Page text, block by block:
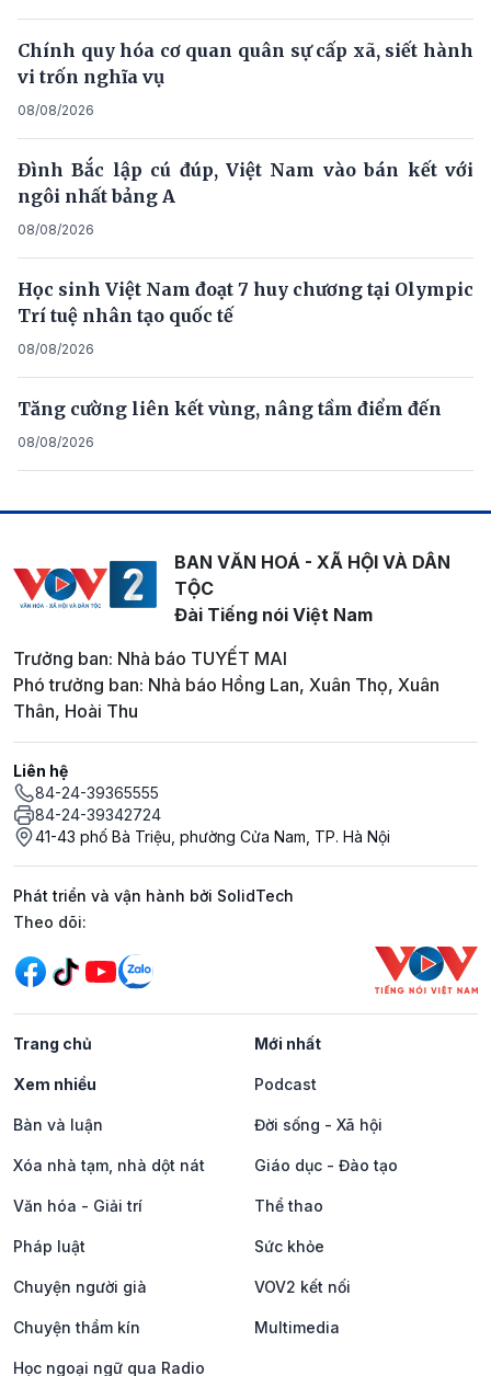
Chính quy hóa cơ quan quân sự cấp xã, siết hành
vi trốn nghĩa vụ
08/08/2026
Đình Bắc lập cú đúp, Việt Nam vào bán kết với
ngôi nhất bảng A
08/08/2026
Học sinh Việt Nam đoạt 7 huy chương tại Olympic
Trí tuệ nhân tạo quốc tế
08/08/2026
Tăng cường liên kết vùng, nâng tầm điểm đến
08/08/2026
BAN VĂN HOÁ - XÃ HỘI VÀ DÂN
TỘC
Đài Tiếng nói Việt Nam
Trưởng ban: Nhà báo TUYẾT MAI
Phó trưởng ban: Nhà báo Hồng Lan, Xuân Thọ, Xuân
Thân, Hoài Thu
Liên hệ
84-24-39365555
84-24-39342724
41-43 phố Bà Triệu, phường Cửa Nam, TP. Hà Nội
Phát triển và vận hành bởi SolidTech
Mạng xã hội
Theo dõi:
Trang chủ Mới nhất
Xem nhiều Podcast
Bàn và luận Đời sống - Xã hội
Xóa nhà tạm, nhà dột nát Giáo dục - Đào tạo
Văn hóa - Giải trí Thể thao
Pháp luật Sức khỏe
Chuyện người già VOV2 kết nối
Chuyện thầm kín Multimedia
Học ngoại ngữ qua Radio